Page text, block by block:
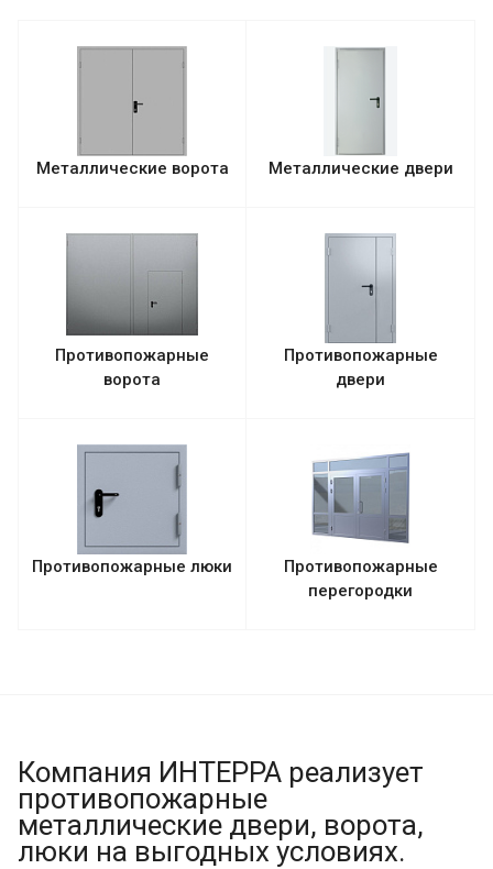
Металлические ворота Металлические двери
Противопожарные
ворота
Противопожарные
двери
Противопожарные люки
Противопожарные
перегородки
Компания ИНТЕРРА реализует
противопожарные
металлические двери, ворота,
люки на выгодных условиях.